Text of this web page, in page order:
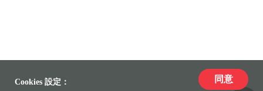
Cookies 設定： 同意